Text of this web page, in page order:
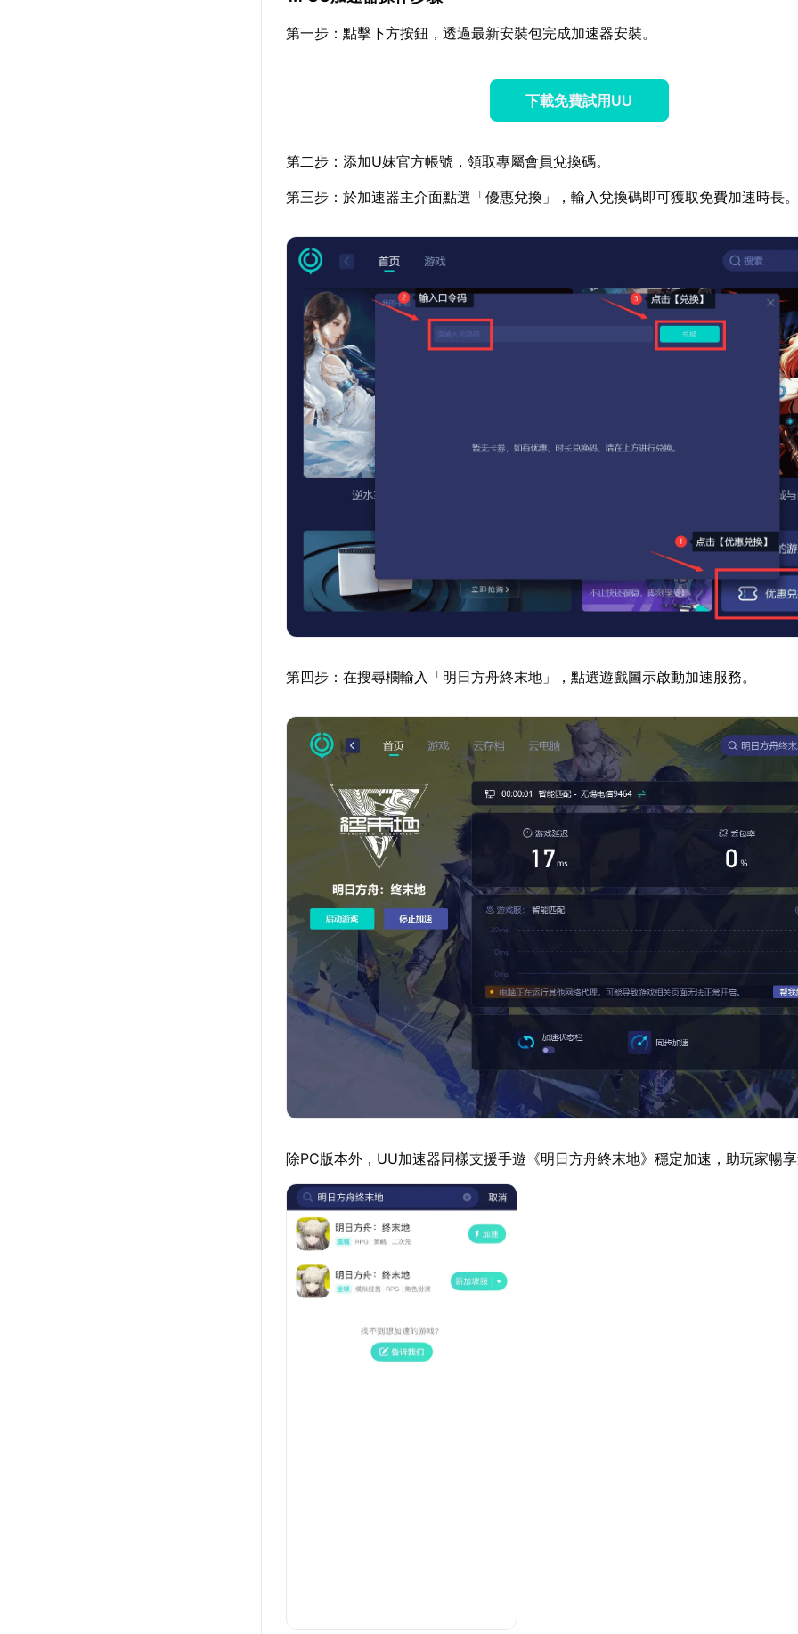
第一步：點擊下方按鈕，透過最新安裝包完成加速器安裝。
下載免費試用UU
第二步：添加U妹官方帳號，領取專屬會員兌換碼。
第三步：於加速器主介面點選「優惠兌換」，輸入兌換碼即可獲取免費加速時長
第四步：在搜尋欄輸入「明日方舟終末地」，點選遊戲圖示啟動加速服務。
除PC版本外，UU加速器同樣支援手遊《明日方舟終末地》穩定加速，助玩家暢